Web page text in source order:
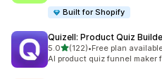
Built for Shopify
Quizell: Product Quiz
5.0เต็ม 5 ดาว
(122)
ทั้งหมด 122 รีวิว
•Free plan
AI product quiz funnel maker